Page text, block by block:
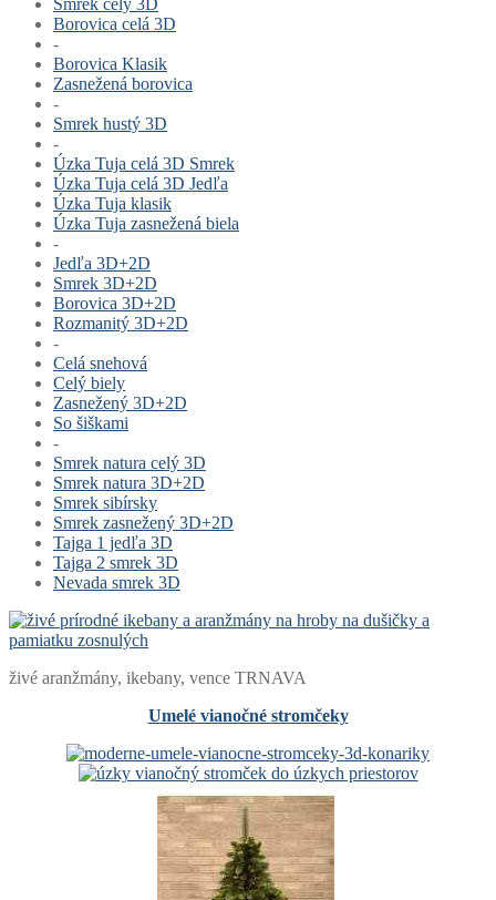
Borovica celá 3D
-
Borovica Klasik
Zasnežená borovica
-
Smrek hustý 3D
-
Úzka Tuja celá 3D Smrek
Úzka Tuja celá 3D Jedľa
Úzka Tuja klasik
Úzka Tuja zasnežená biela
-
Jedľa 3D+2D
Smrek 3D+2D
Borovica 3D+2D
Rozmanitý 3D+2D
-
Celá snehová
Celý biely
Zasnežený 3D+2D
So šiškami
-
Smrek natura celý 3D
Smrek natura 3D+2D
Smrek sibírsky
Smrek zasnežený 3D+2D
Tajga 1 jedľa 3D
Tajga 2 smrek 3D
Nevada smrek 3D
živé aranžmány, ikebany, vence TRNAVA
Umelé vianočné stromčeky